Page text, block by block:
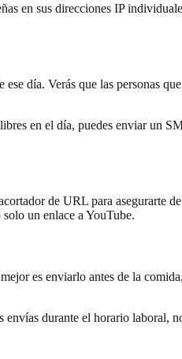
en sus direcciones IP
día. Verás que las personas
en el día, puedes enviar un
de URL para asegurarte
un enlace a YouTube.
es enviarlo antes de la comida,
envías durante el horario laboral,